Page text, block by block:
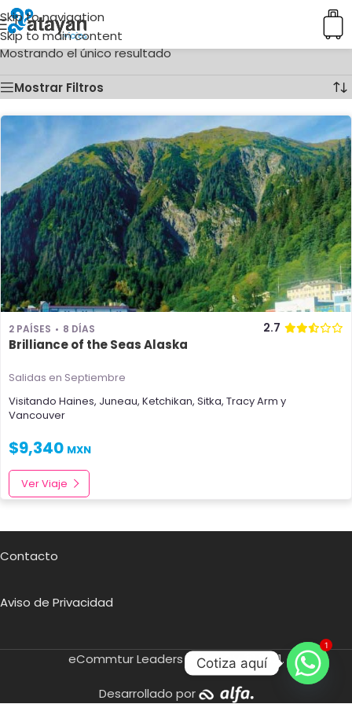
Skip to navigation
Skip to main content
Inicio/Ciudades del producto
Mostrando el único resultado
Mostrar Filtros
2 PAÍSES 8 DÍAS 2.7
Brilliance of the Seas Alaska
Salidas en Septiembre
Visitando Haines, Juneau, Ketchikan, Sitka, Tracy Arm y
Vancouver
$9,340 MXN
Ver Viaje
Contacto
Aviso de Privacidad
eCommtur Leaders SA de CV 2021.
Desarrollado por
1
Cotiza aquí